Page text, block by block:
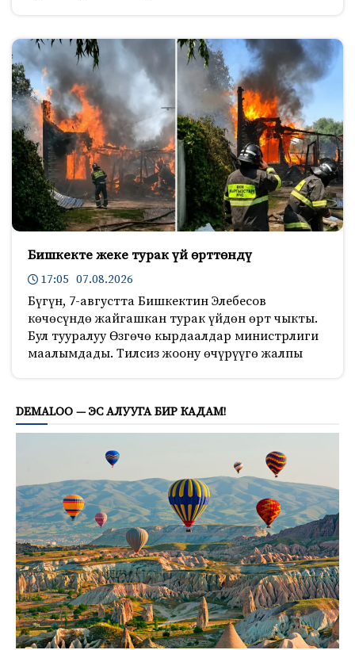
Бишкекте жеке турак үй өрттөндү
17:05 07.08.2026
Бүгүн, 7-августта Бишкектин Элебесов
көчөсүндө жайгашкан турак үйдөн өрт чыкты.
Бул тууралуу Өзгөчө кырдаалдар министрлиги
маалымдады. Тилсиз жоону өчүрүүгө жалпы
DEMALOO — ЭС АЛУУГА БИР КАДАМ!